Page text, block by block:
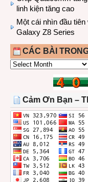
linh kiện tăng cao
Một cái nhìn đầu
Galaxy Z8 Series
CÁC BÀI
CÁC
THÁNG
Cảm Ơn Bạn –